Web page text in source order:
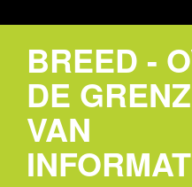
BREED -
DE
VAN